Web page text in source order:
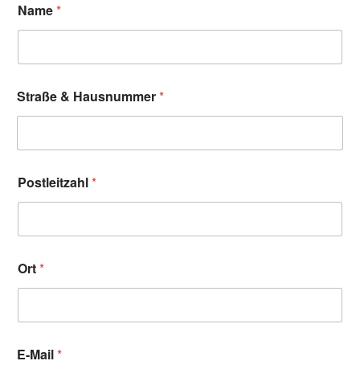
Name*
Straße & Hausnummer*
Postleitzahl*
Ort*
E-Mail*